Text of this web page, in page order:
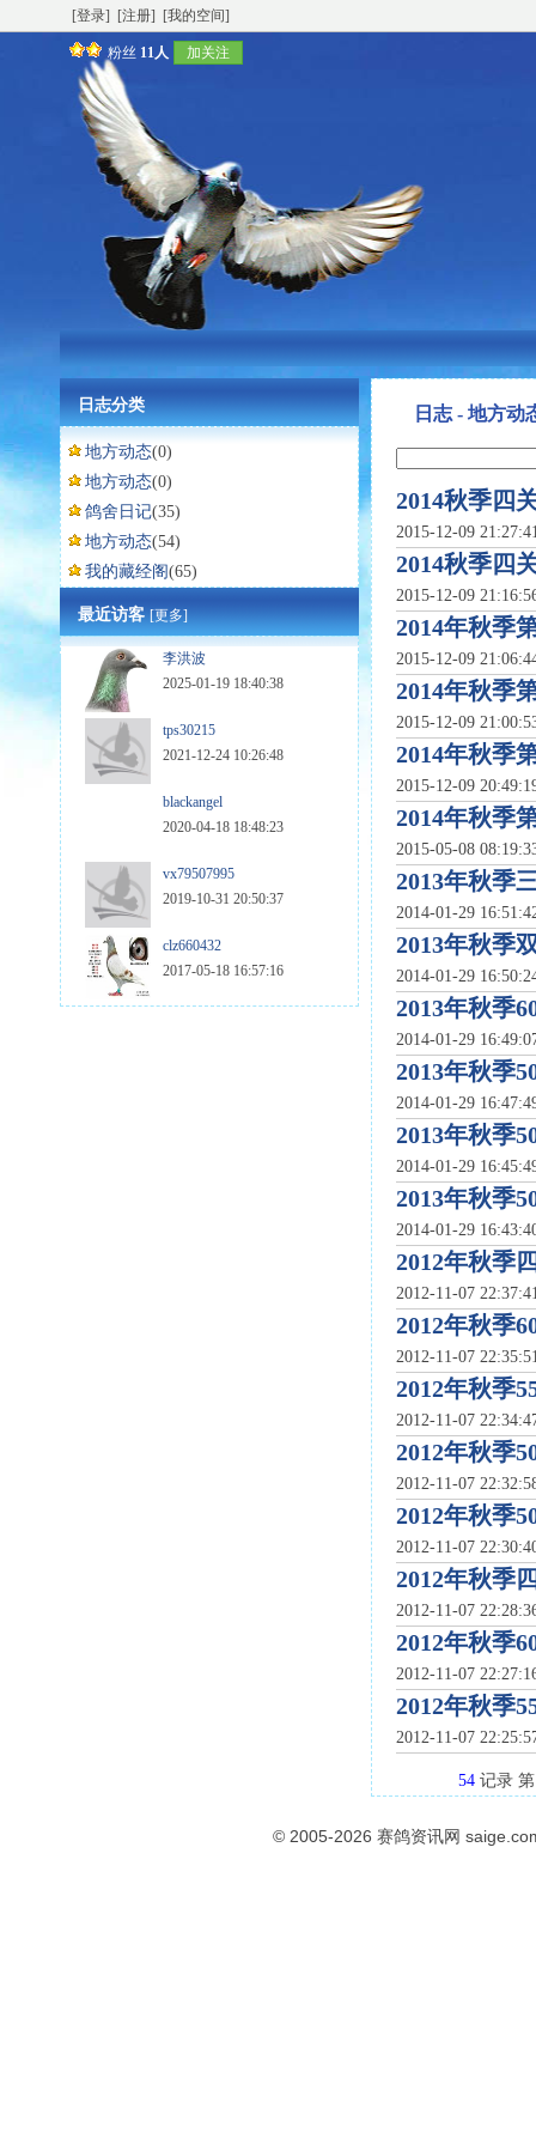
[登录] [注册] [我的空间]
粉丝 11人 加关注
日志分类
地方动态(0)
地方动态(0)
鸽舍日记(35)
地方动态(54)
我的藏经阁(65)
最近访客[更多]
李洪波
2025-01-19 18:40:38
tps30215
2021-12-24 10:26:48
blackangel
2020-04-18 18:48:23
vx79507995
2019-10-31 20:50:37
clz660432
2017-05-18 16:57:16
日志 - 地方动
2014秋季四
2015-12-09
2014秋季四
2015-12-09
2014年秋季
2015-12-09
2014年秋季
2015-12-09
2014年秋季
2015-12-09
2014年秋季
2015-05-08
2013年秋季
2014-01-29
2013年秋季
2014-01-29
2013年秋季
2014-01-29
2013年秋季
2014-01-29
2013年秋季
2014-01-29
2013年秋季
2014-01-29
2012年秋季
2012-11-07
2012年秋季
2012-11-07
2012年秋季
2012-11-07
2012年秋季
2012-11-07
2012年秋季
2012-11-07
2012年秋季
2012-11-07
2012年秋季
2012-11-07
2012年秋季
2012-11-07
54记录
© 2005-2026 赛鸽资讯网